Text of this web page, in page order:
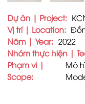
Dự án | Project:
Vị trí | Location:
Năm | Year: 2022
Nhóm thực hiện |
Phạm vi |
Scope:
Mô